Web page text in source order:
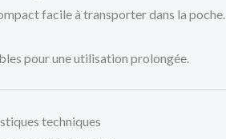
facile à transporter dans la poche.
pour une utilisation prolongée.
techniques